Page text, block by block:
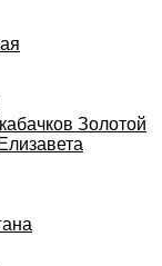
Золотой